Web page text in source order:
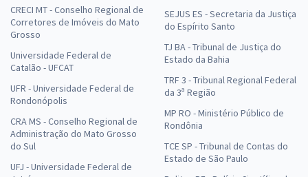
CRECI MT - Conselho Regional de
Corretores de Imóveis do Mato
Grosso
Universidade Federal de
Catalão - UFCAT
UFR - Universidade Federal de
Rondonópolis
CRA MS - Conselho Regional de
Administração do Mato Grosso
do Sul
UFJ - Universidade Federal de
SEJUS ES - Secretaria da Justiça
do Espírito Santo
TJ BA - Tribunal de Justiça do
Estado da Bahia
TRF 3 - Tribunal Regional Federal
da 3ª Região
MP RO - Ministério Público de
Rondônia
TCE SP - Tribunal de Contas do
Estado de São Paulo